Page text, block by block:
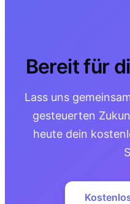
Bereit für
Lass uns
gesteuerten
heute dein